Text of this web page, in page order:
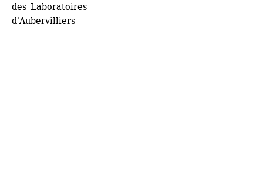
des Laboratoires
d'Aubervilliers